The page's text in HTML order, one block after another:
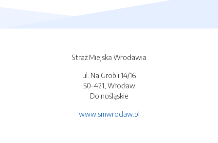
Straż Miejska Wrocławia
ul. Na Grobli 14/16
50-421, Wrocław
Dolnośląskie
www.smwroclaw.pl